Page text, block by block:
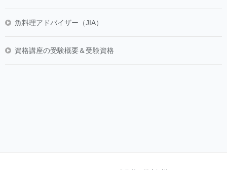
魚料理アドバイザー（JIA）
資格講座の受験概要＆受験資格